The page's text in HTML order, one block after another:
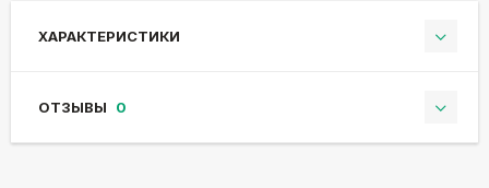
ХАРАКТЕРИСТИКИ
ОТЗЫВЫ 0